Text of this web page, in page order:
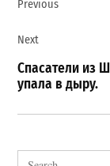
по
записям
Previous
Next
Спасатели из
упала в дыру.
Search